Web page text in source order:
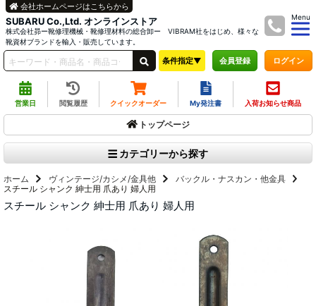
SUBARU Co.,Ltd. オンラインストア
株式会社昴ー靴修理機械・靴修理材料の総合卸ー VIBRAM社をはじめ、様々な
靴資材ブランドを輸入・販売しています。
Menu
会社ホームページはこちらから
条件指定▼ 会員登録 ログイン
営業日 閲覧履歴 クイックオーダー My発注書 入荷お知らせ商品
トップページ
カテゴリーから探す
ホーム ヴィンテージ/カシメ/金具他
バックル・ナスカン・他金具
スチール シャンク 紳士用 爪あり 婦人用
スチール シャンク 紳士用 爪あり 婦人用